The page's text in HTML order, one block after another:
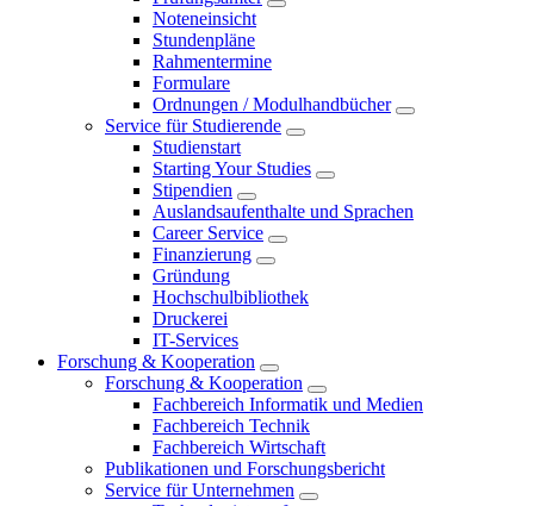
Noteneinsicht
Stundenpläne
Rahmentermine
Formulare
Ordnungen / Modulhandbücher
Service für Studierende
Studienstart
Starting Your Studies
Stipendien
Auslandsaufenthalte und Sprachen
Career Service
Finanzierung
Gründung
Hochschulbibliothek
Druckerei
IT-Services
Forschung & Kooperation
Forschung & Kooperation
Fachbereich Informatik und Medien
Fachbereich Technik
Fachbereich Wirtschaft
Publikationen und Forschungsbericht
Service für Unternehmen